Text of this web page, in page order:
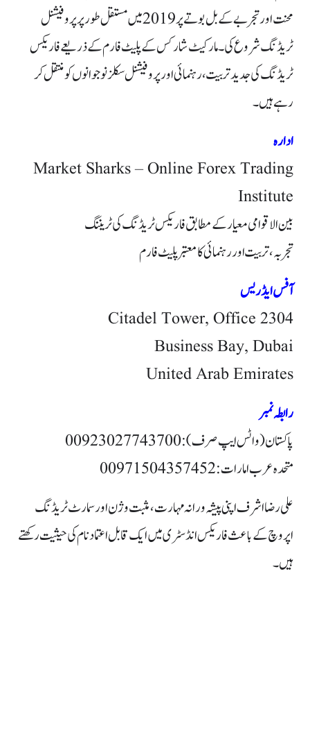
محنت اور تجربے کے بل بوتے پر 2019 میں مستقل طور پر پروفیشنل
ٹریڈنگ شروع کی۔ مارکیٹ شارکس کے پلیٹ فارم کے ذریعے فاریکس
ٹریڈنگ کی جدید تربیت، رہنمائی اور پروفیشنل سکلز نوجوانوں کو منتقل کر
رہے ہیں۔
ادارہ
Market Sharks – Online Forex Trading
Institute
بین الاقوامی معیار کے مطابق فاریکس ٹریڈنگ کی ٹریننگ
تجربہ، تربیت اور رہنمائی کا معتبر پلیٹ فارم
آفس ایڈریس
Citadel Tower, Office 2304
Business Bay, Dubai
United Arab Emirates
رابطہ نمبر
پاکستان (واٹس ایپ صرف): 00923027743700
متحدہ عرب امارات: 00971504357452
علی رضا اشرف اپنی پیشہ ورانہ مہارت، مثبت وژن اور سمارٹ ٹریڈنگ
اپروچ کے باعث فاریکس انڈسٹری میں ایک قابل اعتماد نام کی حیثیت رکھتے
ہیں۔